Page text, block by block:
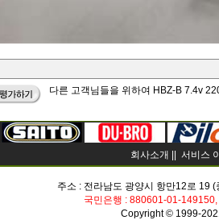
다른 고객님들을 위하여 HBZ-B 7.4v
회사소개 || 서비스
주소 : 전라남도 광양시 항만12로 19
국민은행 : 880601-01-
Copyright © 1999-